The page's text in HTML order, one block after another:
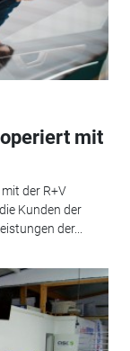
mit
der R+V
Kunden der
der...